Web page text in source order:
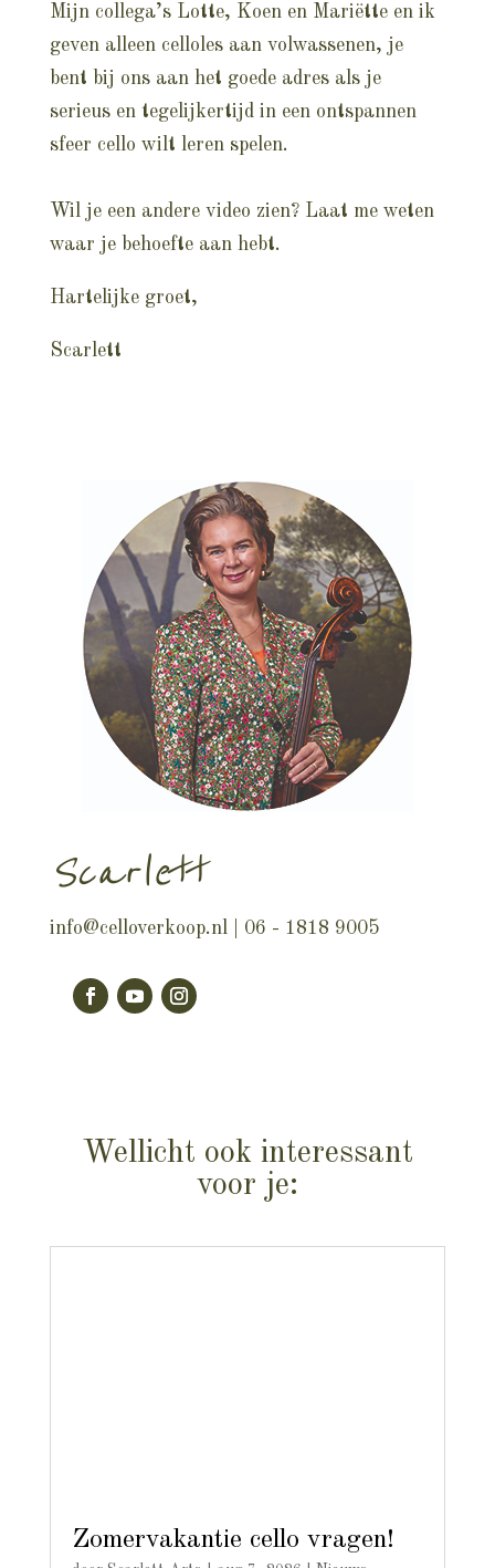
Mijn collega’s Lotte, Koen en Mariëtte en ik
geven alleen celloles aan volwassenen, je
bent bij ons aan het goede adres als je
serieus en tegelijkertijd in een ontspannen
sfeer cello wilt leren spelen.
Wil je een andere video zien? Laat me weten
waar je behoefte aan hebt.
Hartelijke groet,
Scarlett
Scarlett
info@celloverkoop.nl| 06 - 1818 9005
Wellicht ook interessant
voor je:
doorScarlett Arts|aug 7, 2026 |Nieuws